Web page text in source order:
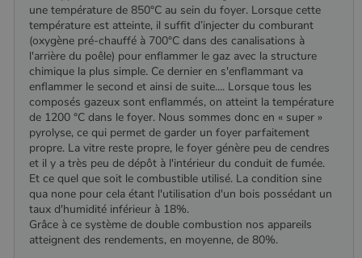
une température de 850°C au sein du foyer. Lorsque cette
température est atteinte, il suffit d’injecter du comburant
(oxygène pré-chauffé à 700°C dans des canalisations à
l'arrière du poêle) pour enflammer le gaz avec la structure
chimique la plus simple. Ce dernier en s'enflammant va
enflammer le second et ainsi de suite.... Lorsque tous les
composés gazeux sont enflammés, on atteint la température
de 1200 °C dans le foyer. Nous sommes donc en « super »
pyrolyse, ce qui permet de garder un foyer parfaitement
propre. La vitre reste propre, le foyer génère peu de cendres
et il y a très peu de dépôt à l'intérieur du conduit de fumée.
Et ce quel que soit le combustible utilisé. La condition sine
qua none pour cela étant l'utilisation d'un bois possédant un
taux d'humidité inférieur à 18%.
Grâce à ce système de double combustion nos appareils
atteignent des rendements, en moyenne, de 80%.
Le site Web ne peut pas être utilisé correctement sans
les cookies strictement nécessaires.
Nom
Fournisseur Domaine
VISITOR_PRIVACY_METADATA
YouTube
.youtube.com